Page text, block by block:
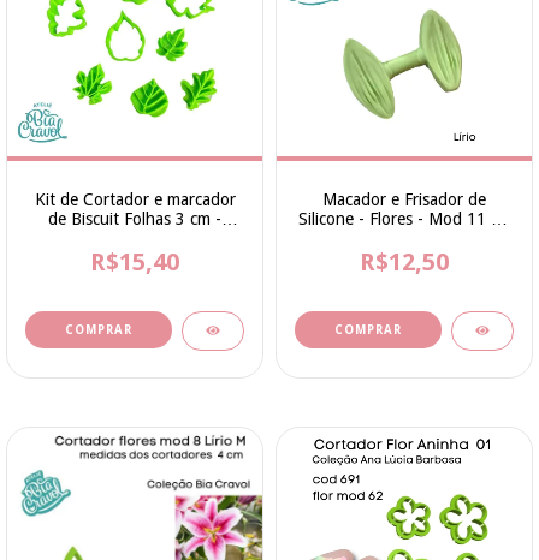
Kit de Cortador e marcador
de Biscuit Folhas 3 cm -
R$15,40
Macador e Frisador de
Silicone - Flores - Mod 11 - 6
Cravol
R$12,50